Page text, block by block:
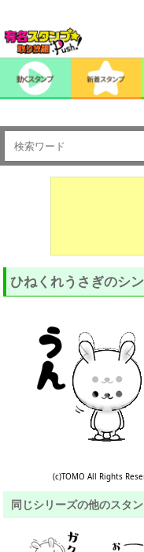
ひねくれうさぎのシ
(c)TOMO All Rights
同じシリーズの他のスタ